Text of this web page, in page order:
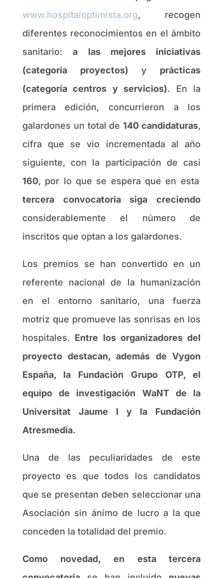
www.hospitaloptimista.org, recogen
diferentes reconocimientos en el ámbito
sanitario:a las mejores iniciativas
(categoría proyectos) y prácticas
(categoría centros y servicios). En la
primera edición, concurrieron a los
galardones un total de140 candidaturas,
cifra que se vio incrementada al año
siguiente, con la participación de casi
160, por lo que se espera que en esta
tercera convocatoria siga creciendo
considerablemente el número de
inscritos que optan a los galardones.
Los premios se han convertido en un
referente nacional de la humanización
en el entorno sanitario, una fuerza
motriz que promueve las sonrisas en los
hospitales. Entre los organizadores del
proyecto destacan, además de Vygon
España, la Fundación Grupo OTP, el
equipo de investigación WaNT de la
Universitat Jaume I y la Fundación
Atresmedia.
Una de las peculiaridades de este
proyecto es que todos los candidatos
que se presentan deben seleccionar una
Asociación sin ánimo de lucro a la que
conceden la totalidad del premio.
Como novedad, en esta tercera